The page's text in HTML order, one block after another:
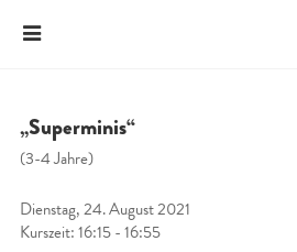
„Superminis“
(3-4 Jahre)
Dienstag, 24. August 2021
Kurszeit: 16:15 - 16:55